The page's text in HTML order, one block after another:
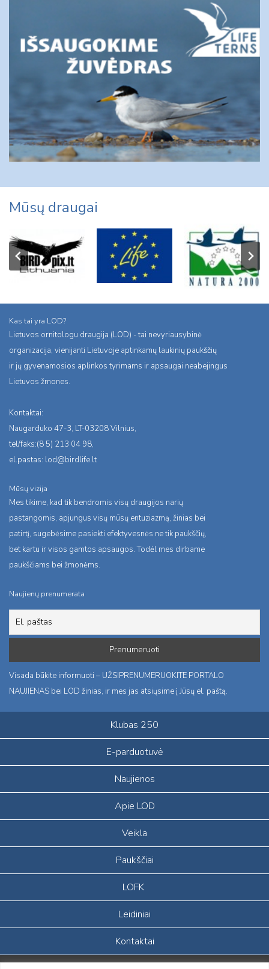
Mūsų draugai
Kas tai yra LOD?
Lietuvos ornitologu draugija (LOD) - tai nevyriausybinė
organizacija, vienijanti Lietuvoje aptinkamų laukinių paukščių
ir jų gyvenamosios aplinkos tyrimams ir apsaugai neabejingus
Lietuvos žmones.
Kontaktai:
Naugarduko 47-3, LT-03208 Vilnius,
tel/faks:(8 5) 213 04 98,
el.pastas: lod@birdlife.lt
Mūsų vizija
Mes tikime, kad tik bendromis visų draugijos narių
pastangomis, apjungus visų mūsų entuziazmą, žinias bei
patirtį, sugebėsime pasiekti efektyvesnės ne tik paukščių,
bet kartu ir visos gamtos apsaugos. Todėl mes dirbame
paukščiams bei žmonėms.
Naujienų prenumerata
Visada būkite informuoti – UŽSIPRENUMERUOKITE PORTALO
NAUJIENAS bei LOD žinias, ir mes jas atsiųsime į Jūsų el. paštą.
Klubas 250
E-parduotuvė
Naujienos
Apie LOD
Veikla
Paukščiai
LOFK
Leidiniai
Kontaktai